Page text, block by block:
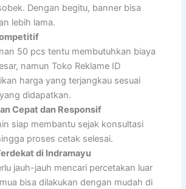
Dengan begitu, banner bisa
lebih lama.
50 pcs tentu membutuhkan biaya
namun Toko Reklame ID
harga yang terjangkau sesuai
didapatkan.
Cepat dan Responsif
siap membantu sejak konsultasi
proses cetak selesai.
di Indramayu
jauh-jauh mencari percetakan luar
bisa dilakukan dengan mudah di